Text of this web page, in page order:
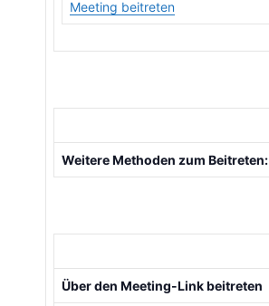
Meeting beitreten
Weitere Methoden zum Beitreten:
Über den Meeting-Link beitreten